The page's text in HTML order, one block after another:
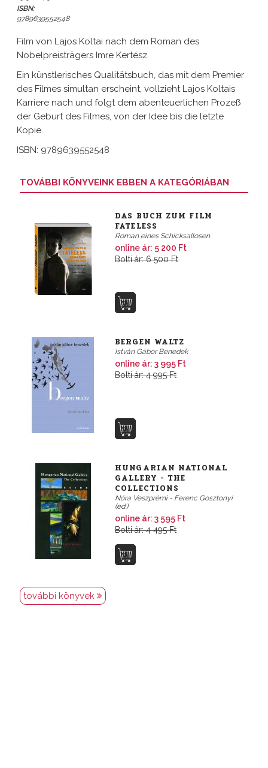
ISBN:
9789639552548
Film von Lajos Koltai nach dem Roman des
Nobelpreisträgers Imre Kertész.
Ein künstlerisches Qualitätsbuch, das mit dem Premier
des Filmes simultan erscheint, vollzieht Lajos Koltais
Karriere nach und folgt dem abenteuerlichen Prozeß
der Geburt des Filmes, von der Idee bis die letzte
Kopie.
ISBN: 9789639552548
TOVÁBBI KÖNYVEINK EBBEN A KATEGÓRIÁBAN
DAS BUCH ZUM FILM
FATELESS
Roman eines Schicksallosen
online ár: 5 200 Ft
Bolti ár: 6 500 Ft
BERGEN WALTZ
István Gábor Benedek
online ár: 3 995 Ft
Bolti ár: 4 995 Ft
HUNGARIAN NATIONAL
GALLERY - THE
COLLECTIONS
Nóra Veszprémi - Ferenc Gosztonyi
(ed.)
online ár: 3 595 Ft
Bolti ár: 4 495 Ft
további könyvek